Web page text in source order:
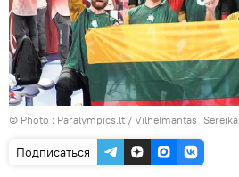
© Photo : Paralympics.lt / Vilhelmantas_Sereika
Подписаться